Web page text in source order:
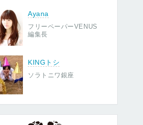
Ayana
フリーペーパーVENUS
編集長
KINGトシ
ソラトニワ銀座